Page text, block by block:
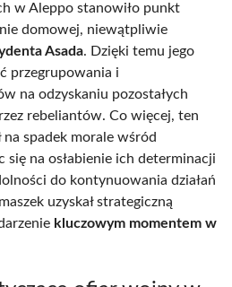
w Aleppo stanowiło punkt
domowej, niewątpliwie
Asada. Dzięki temu jego
przegrupowania i
na odzyskaniu pozostałych
rebeliantów. Co więcej, ten
na spadek morale wśród
się na osłabienie ich determinacji
do kontynuowania działań
uzyskał strategiczną
kluczowym momentem w